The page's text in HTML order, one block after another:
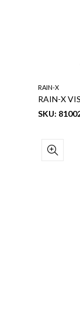
RAIN-X
RAIN-X
SKU: